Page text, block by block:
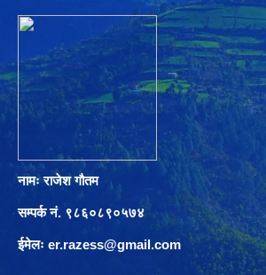
नामः राजेश गौतम
सम्पर्क नं. ९८६०८९०५७४
ईमेलः er.razess@gmail.com